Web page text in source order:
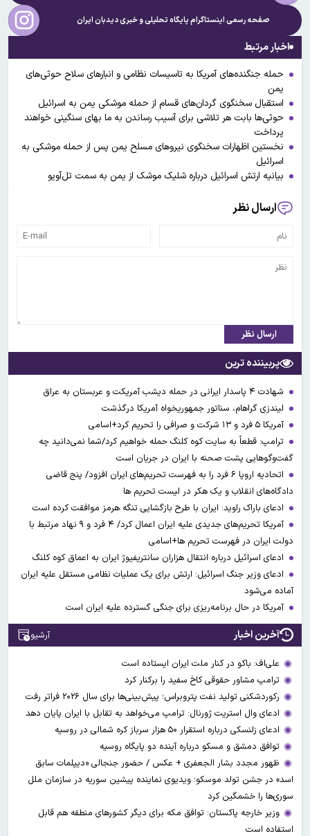
صفحه رسمی اینستاگرام پایگاه تحلیلی و خبریدیدبان ایران
اخبار مرتبط
حمله جنگنده‌های آمریکا به تاسیسات نظامی و انبار‌های سلاح حوثی‌های
یمن
استقبال سخنگوی گردان‌های قسام از حمله موشکی یمن به اسرائیل
حوثی‌ها بابت هر تلاشی برای آسیب رساندن به ما بهای سنگینی خواهند
پرداخت
نخستین اظهارات سخنگوی نیروهای مسلح یمن پس از حمله موشکی به
اسرائیل
بیانیه ارتش اسرائیل درباره شلیک موشک از یمن به سمت تل‌آویو
ارسال نظر
ارسال نظر
پربیننده ترین
شهادت ۴ پاسدار ایرانی در حمله دیشب آمریکت و عربستان به عراق
لیندزی گراهام، سناتور جمهوریخواه آمریکا درگذشت
آمریکا ۵ فرد و ۱۳ شرکت و صرافی را تحریم کرد+اسامی
ترامپ: قطعاً به سایت کوه کلنگ حمله خواهیم کرد/شما نمی‌دانید چه
گفت‌وگوهایی پشت صحنه با ایران در جریان است
اتحادیه اروپا ۶ فرد را به فهرست تحریم‌های ایران افزود/ پنج قاضی
دادگاه‌های انقلاب و یک هکر در لیست تحریم ها
ادعای باراک راوید: ایران با طرح بازگشایی تنگه هرمز موافقت کرده است
آمریکا تحریم‌های جدیدی علیه ایران اعمال کرد/ ۴ فرد و ۹ نهاد مرتبط با
دولت ایران در فهرست تحریم ها+اسامی
ادعای اسرائیل درباره انتقال هزاران سانتریفیوژ ایران به اعماق کوه کلنگ
ادعای وزیر جنگ اسرائیل: ارتش برای یک عملیات نظامی مستقل علیه ایران
آماده می‌شود
آمریکا در حال برنامه‌ریزی برای جنگی گسترده‌ علیه ایران است
آخرین اخبار آرشیو
علی‌اف: باکو در کنار ملت ایران ایستاده است
ترامپ مشاور حقوقی کاخ سفید را برکنار کرد
رکوردشکنی تولید نفت پتروبراس؛ پیش‌بینی‌ها برای سال ۲۰۲۶ فراتر رفت
ادعای وال‌ استریت ژورنال: ترامپ می‌خواهد به تقابل با ایران پایان دهد
ادعای زلنسکی درباره استقرار ۵۰ هزار سرباز کره شمالی در روسیه
توافق دمشق و مسکو درباره آینده دو پایگاه روسیه
ظهور مجدد بشار الجعفری + عکس / حضور جنجالی «دیپلمات سابق
اسد» در جشن تولد موسکو؛ ویدیوی نماینده پیشین سوریه در سازمان ملل
سوری‌ها را خشمگین کرد
وزیر خارجه پاکستان: توافق مکه برای دیگر کشورهای منطقه هم قابل
استفاده است